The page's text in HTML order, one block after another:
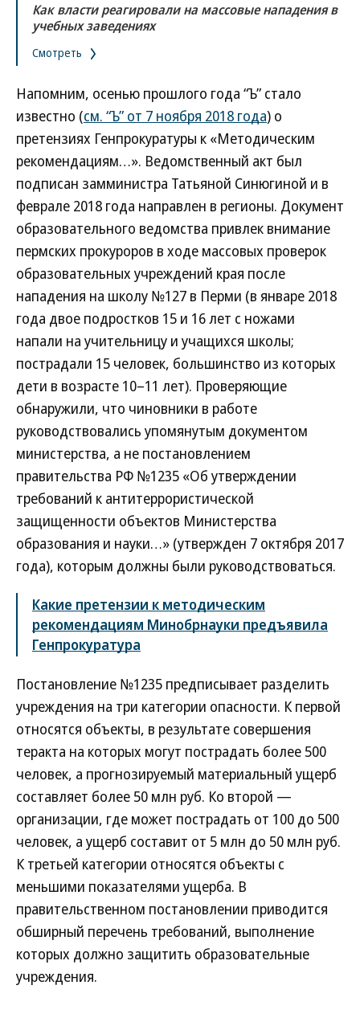
Как власти реагировали на массовые нападения в
учебных заведениях
Смотреть
Напомним, осенью прошлого года “Ъ” стало
известно (см. “Ъ” от 7 ноября 2018 года) о
претензиях Генпрокуратуры к «Методическим
рекомендациям…». Ведомственный акт был
подписан замминистра Татьяной Синюгиной и в
феврале 2018 года направлен в регионы. Документ
образовательного ведомства привлек внимание
пермских прокуроров в ходе массовых проверок
образовательных учреждений края после
нападения на школу №127 в Перми (в январе 2018
года двое подростков 15 и 16 лет с ножами
напали на учительницу и учащихся школы;
пострадали 15 человек, большинство из которых
дети в возрасте 10–11 лет). Проверяющие
обнаружили, что чиновники в работе
руководствовались упомянутым документом
министерства, а не постановлением
правительства РФ №1235 «Об утверждении
требований к антитеррористической
защищенности объектов Министерства
образования и науки…» (утвержден 7 октября 2017
года), которым должны были руководствоваться.
Какие претензии к методическим
рекомендациям Минобрнауки предъявила
Генпрокуратура
Постановление №1235 предписывает разделить
учреждения на три категории опасности. К первой
относятся объекты, в результате совершения
теракта на которых могут пострадать более 500
человек, а прогнозируемый материальный ущерб
составляет более 50 млн руб. Ко второй —
организации, где может пострадать от 100 до 500
человек, а ущерб составит от 5 млн до 50 млн руб.
К третьей категории относятся объекты с
меньшими показателями ущерба. В
правительственном постановлении приводится
обширный перечень требований, выполнение
которых должно защитить образовательные
учреждения.